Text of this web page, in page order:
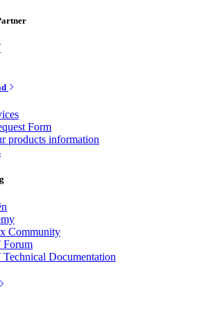
Form
products information
Community
Documentation